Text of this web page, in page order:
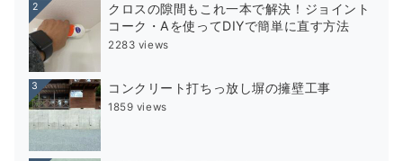
2
クロスの隙間もこれ一本で解決！ジョイント
コーク・Aを使ってDIYで簡単に直す方法
2283 views
3 コンクリート打ちっ放し塀の擁壁工事
1859 views